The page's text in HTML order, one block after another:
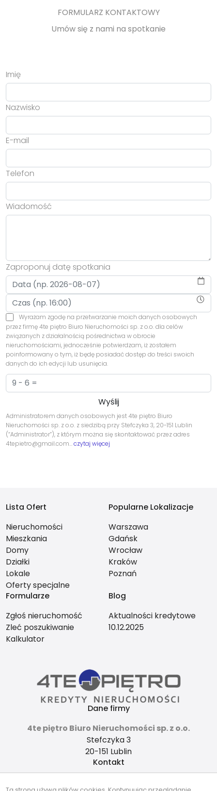
FORMULARZ KONTAKTOWY
Umów się z nami na spotkanie
Imię
Nazwisko
E-mail
Telefon
Wiadomość
Zaproponuj datę spotkania
Wyrażam zgodę na przetwarzanie moich danych osobowych
przez firmę 4te piętro Biuro Nieruchomości sp. z o.o. dla celów
związanych z działalnością pośrednictwa w obrocie
nieruchomościami, jednocześnie potwierdzam, iż zostałem
poinformowany o tym, iż będę posiadać dostęp do treści swoich
danych do ich edycji lub usunięcia.
Administratorem danych osobowych jest 4te piętro Biuro
Nieruchomości sp. z o.o. z siedzibą przy Stefczyka 3, 20-151 Lublin
(“Administrator”), z którym można się skontaktować przez adres
4tepietro@gmail.com…czytaj więcej
Lista Ofert
Nieruchomości
Mieszkania
Domy
Działki
Lokale
Oferty specjalne
Popularne Lokalizacje
Warszawa
Gdańsk
Wrocław
Kraków
Poznań
Formularze
Zgłoś nieruchomość
Zleć poszukiwanie
Kalkulator
Blog
Aktualności kredytowe
10.12.2025
Dane firmy
4te piętro Biuro Nieruchomości sp. z o.o.
Stefczyka 3
20-151 Lublin
Kontakt